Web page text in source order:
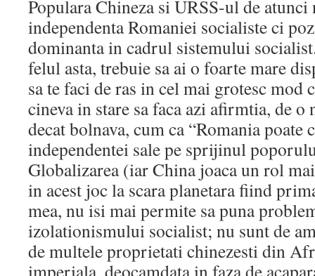
Populara Chineza si URSS-ul de atunci
independenta Romaniei socialiste ci
dominanta in cadrul sistemului
felul asta, trebuie sa ai o foarte mare
sa te faci de ras in cel mai grotesc mod
cineva in stare sa faca azi afirmtia, de
decat bolnava, cum ca “Romania poate
independentei sale pe sprijinul
Globalizarea (iar China joaca un rol
in acest joc la scara planetara fiind
mea, nu isi mai permite sa puna
izolationismului socialist; nu sunt de
de multele proprietati chinezesti din
imperiala, deocamdata in faza de